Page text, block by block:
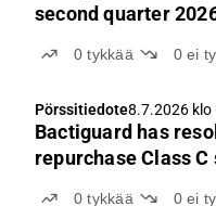
second quarter
0tykkää 0ei
Pörssitiedote8.7.2026 klo
Bactiguard has
repurchase Class C
0tykkää 0ei